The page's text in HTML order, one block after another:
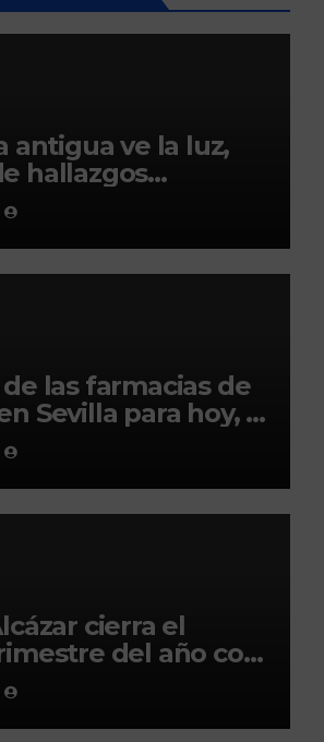
antigua ve la luz,
hallazgos
las farmacias de
Sevilla para hoy, 3
cierra el
del año con